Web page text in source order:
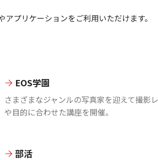
プリケーションをご利用いただけます。
EOS学園
さまざまなジャンルの写真家を迎えて撮影
や目的に合わせた講座を開催。
部活